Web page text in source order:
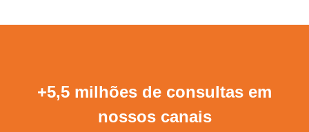
+5,5 milhões de consultas em
nossos canais